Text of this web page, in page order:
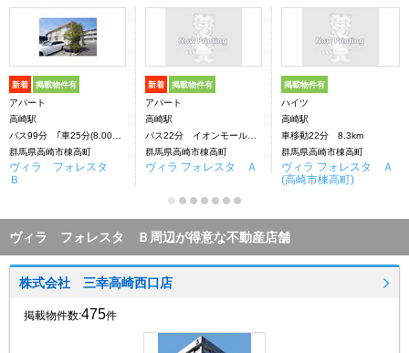
新着 掲載物件有
アパート
高崎駅
バス99分 ｢車25分(8.00Km)｣下車：停歩99分
群馬県高崎市棟高町
ヴィラ フォレスタ
Ｂ
新着 掲載物件有
アパート
高崎駅
バス22分 イオンモール高崎前下車：停歩5分
群馬県高崎市棟高町
ヴィラ フォレスタ Ａ
掲載物件有
ハイツ
高崎駅
車移動22分 8.3km
群馬県高崎市棟高町
ヴィラ フォレスタ Ａ
(高崎市棟高町)
ヴィラ フォレスタ Ｂ周辺が得意な不動産店舗
株式会社 三幸高崎西口店
掲載物件数:475件